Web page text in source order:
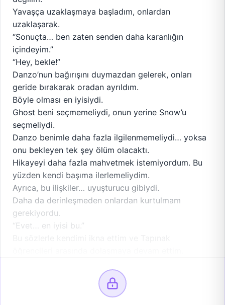
Yavaşça uzaklaşmaya başladım, onlardan
uzaklaşarak.
“Sonuçta… ben zaten senden daha karanlığın
içindeyim.”
“Hey, bekle!”
Danzo’nun bağırışını duymazdan gelerek, onları
geride bırakarak oradan ayrıldım.
Böyle olması en iyisiydi.
Ghost beni seçmemeliydi, onun yerine Snow’u
seçmeliydi.
Danzo benimle daha fazla ilgilenmemeliydi… yoksa
onu bekleyen tek şey ölüm olacaktı.
Hikayeyi daha fazla mahvetmek istemiyordum. Bu
yüzden kendi başıma ilerlemeliydim.
Ayrıca, bu ilişkiler… uyuşturucu gibiydi.
Daha da derinleşmeden onlardan kurtulmam
gerekiyordu.
“Evet… en iyisi bu.”